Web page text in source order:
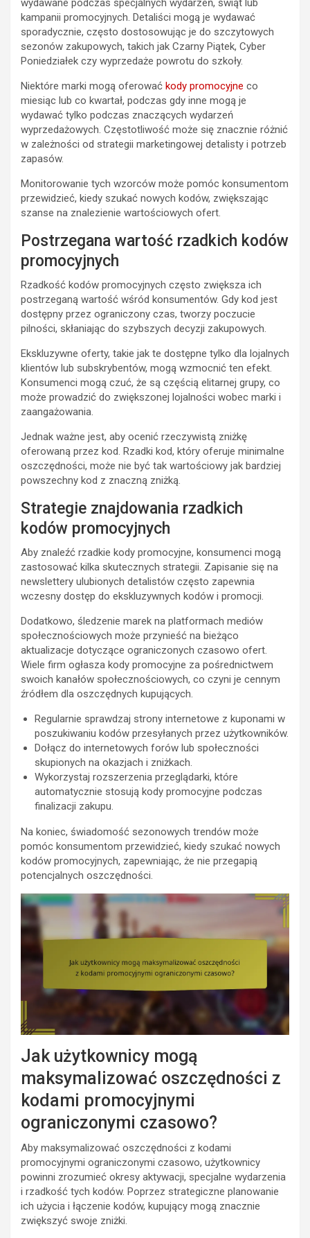
wydawane podczas specjalnych wydarzeń, świąt lub
kampanii promocyjnych. Detaliści mogą je wydawać
sporadycznie, często dostosowując je do szczytowych
sezonów zakupowych, takich jak Czarny Piątek, Cyber
Poniedziałek czy wyprzedaże powrotu do szkoły.
Niektóre marki mogą oferować kody promocyjne co
miesiąc lub co kwartał, podczas gdy inne mogą je
wydawać tylko podczas znaczących wydarzeń
wyprzedażowych. Częstotliwość może się znacznie różnić
w zależności od strategii marketingowej detalisty i potrzeb
zapasów.
Monitorowanie tych wzorców może pomóc konsumentom
przewidzieć, kiedy szukać nowych kodów, zwiększając
szanse na znalezienie wartościowych ofert.
Postrzegana wartość rzadkich kodów
promocyjnych
Rzadkość kodów promocyjnych często zwiększa ich
postrzeganą wartość wśród konsumentów. Gdy kod jest
dostępny przez ograniczony czas, tworzy poczucie
pilności, skłaniając do szybszych decyzji zakupowych.
Ekskluzywne oferty, takie jak te dostępne tylko dla lojalnych
klientów lub subskrybentów, mogą wzmocnić ten efekt.
Konsumenci mogą czuć, że są częścią elitarnej grupy, co
może prowadzić do zwiększonej lojalności wobec marki i
zaangażowania.
Jednak ważne jest, aby ocenić rzeczywistą zniżkę
oferowaną przez kod. Rzadki kod, który oferuje minimalne
oszczędności, może nie być tak wartościowy jak bardziej
powszechny kod z znaczną zniżką.
Strategie znajdowania rzadkich
kodów promocyjnych
Aby znaleźć rzadkie kody promocyjne, konsumenci mogą
zastosować kilka skutecznych strategii. Zapisanie się na
newslettery ulubionych detalistów często zapewnia
wczesny dostęp do ekskluzywnych kodów i promocji.
Dodatkowo, śledzenie marek na platformach mediów
społecznościowych może przynieść na bieżąco
aktualizacje dotyczące ograniczonych czasowo ofert.
Wiele firm ogłasza kody promocyjne za pośrednictwem
swoich kanałów społecznościowych, co czyni je cennym
źródłem dla oszczędnych kupujących.
Regularnie sprawdzaj strony internetowe z kuponami w
poszukiwaniu kodów przesyłanych przez użytkowników.
Dołącz do internetowych forów lub społeczności
skupionych na okazjach i zniżkach.
Wykorzystaj rozszerzenia przeglądarki, które
automatycznie stosują kody promocyjne podczas
finalizacji zakupu.
Na koniec, świadomość sezonowych trendów może
pomóc konsumentom przewidzieć, kiedy szukać nowych
kodów promocyjnych, zapewniając, że nie przegapią
potencjalnych oszczędności.
Jak użytkownicy mogą
maksymalizować oszczędności z
kodami promocyjnymi
ograniczonymi czasowo?
Aby maksymalizować oszczędności z kodami
promocyjnymi ograniczonymi czasowo, użytkownicy
powinni zrozumieć okresy aktywacji, specjalne wydarzenia
i rzadkość tych kodów. Poprzez strategiczne planowanie
ich użycia i łączenie kodów, kupujący mogą znacznie
zwiększyć swoje zniżki.